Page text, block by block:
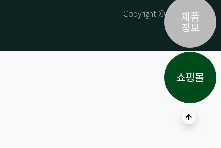
Copyright © ARK All Rights
Reserved.
상단으로
제품
정보
쇼핑몰